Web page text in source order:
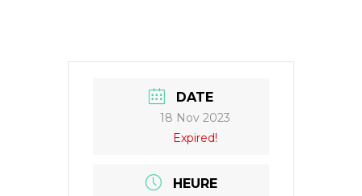
r
o
p
DATE
18 Nov 2023
Expired!
HEURE